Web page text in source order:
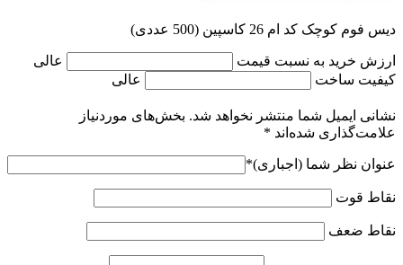
دیس فوم کوچک کد ام 26 کاسپین (500 عددی)
ارزش خرید به نسبت قیمت
عالی
کیفیت ساخت
عالی
نشانی ایمیل شما منتشر نخواهد شد. بخش‌های موردنیاز
علامت‌گذاری شده‌اند *
عنوان نظر شما (اجباری)*
نقاط قوت
نقاط ضعف